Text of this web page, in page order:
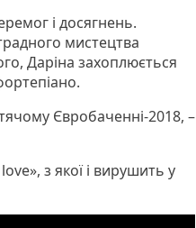
і досягнень.
мистецтва
Даріна захоплюється
Євробаченні-2018, –
з якої і вирушить у